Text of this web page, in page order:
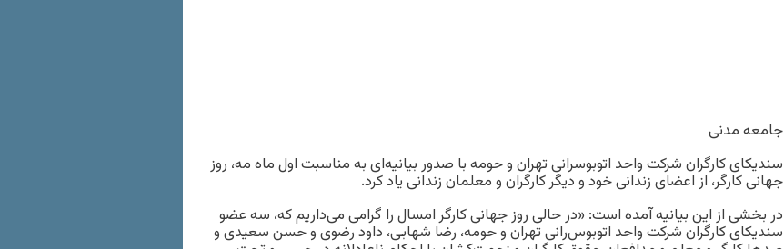
جامعه مدنی
سندیکای کارگران شرکت واحد اتوبوسرانی تهران و حومه با صدور بیانیه‌ای به مناسبت اول ماه مه، روز
جهانی کارگر، از اعضای زندانی خود و دیگر کارگران و معلمان زندانی یاد کرد.
در بخشی از این بیانیه آمده است: «در حالی روز جهانی کارگر امسال را گرامی می‌داریم که، سه عضو
سندیکای کارگران شرکت واحد اتوبوس‌رانی تهران و‌ حومه، رضا شهابی، داود رضوی و حسن سعیدی و